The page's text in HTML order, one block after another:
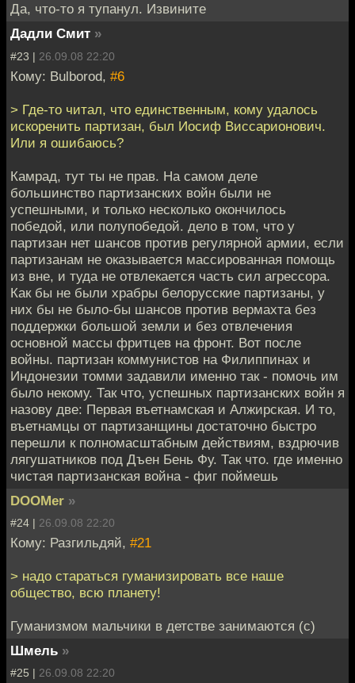
Да, что-то я тупанул. Извините
Дадли Смит »
#23 | 26.09.08 22:20
Кому: Bulborod, #6
> Где-то читал, что единственным, кому удалось
искоренить партизан, был Иосиф Виссарионович.
Или я ошибаюсь?
Камрад, тут ты не прав. На самом деле
большинство партизанских войн были не
успешными, и только несколько окончилось
победой, или полупобедой. дело в том, что у
партизан нет шансов против регулярной армии, если
партизанам не оказывается массированная помощь
из вне, и туда не отвлекается часть сил агрессора.
Как бы не были храбры белорусские партизаны, у
них бы не было-бы шансов против вермахта без
поддержки большой земли и без отвлечения
основной массы фритцев на фронт. Вот после
войны. партизан коммунистов на Филиппинах и
Индонезии томми задавили именно так - помочь им
было некому. Так что, успешных партизанских войн я
назову две: Первая въетнамская и Алжирская. И то,
въетнамцы от партизанщины достаточно быстро
перешли к полномасштабным действиям, вздрючив
лягушатников под Дъен Бень Фу. Так что. где именно
чистая партизанская война - фиг поймешь
DOOMer »
#24 | 26.09.08 22:20
Кому: Разгильдяй, #21
> надо стараться гуманизировать все наше
общество, всю планету!
Гуманизмом мальчики в детстве занимаются (с)
Шмель »
#25 | 26.09.08 22:20